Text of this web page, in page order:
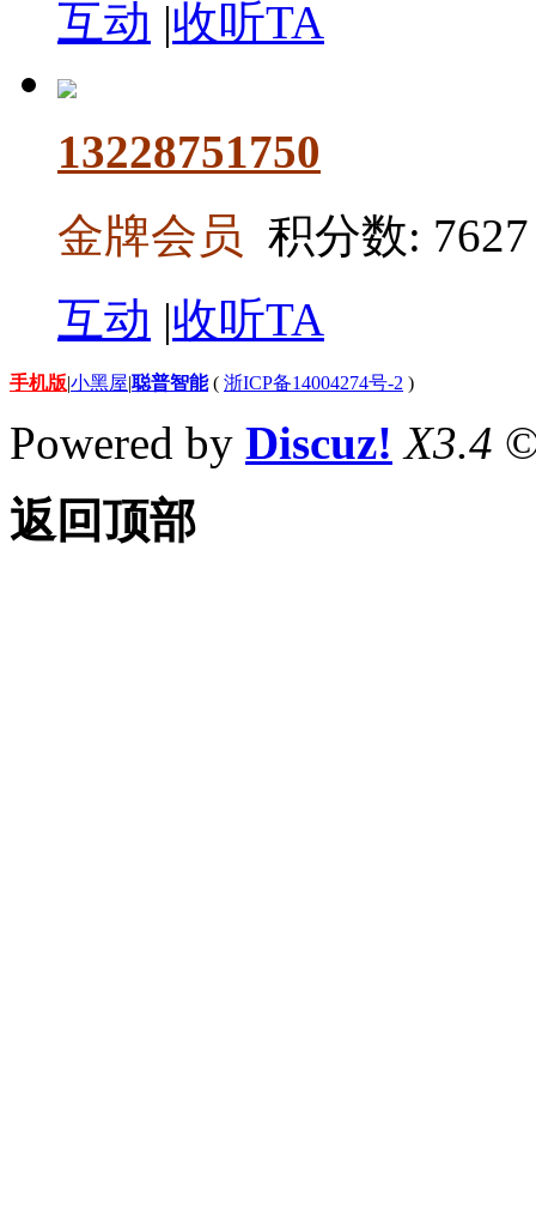
互动 |收听TA
13228751750
金牌会员 积分数: 7627
互动 |收听TA
手机版|小黑屋|聪普智能( 浙ICP备14004274号-2 )
Powered by Discuz! X3.4
返回顶部